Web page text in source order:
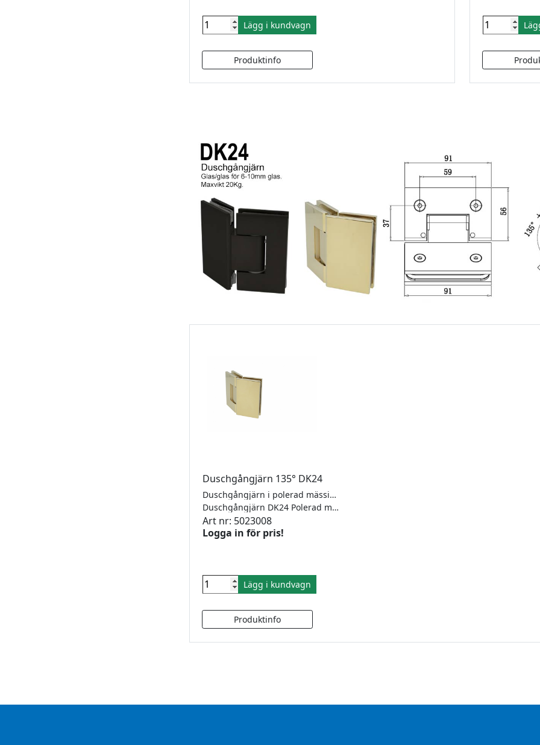
Lägg i kundvagn
Duschgångjärn 135° DK24
Duschgångjärn i polerad mässing, glas/glas 135°, för 6-10mm glas. Justerbart, självstängande från 15°. Maxvikt 20kg styck.
Duschgångjärn DK24 Polerad mässing
Art nr: 5023008
Logga in för pris!
Lägg i kundvagn